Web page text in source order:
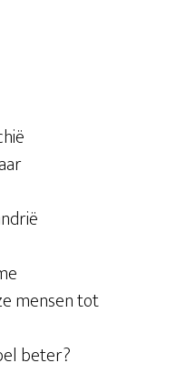
mensen tot
beter?